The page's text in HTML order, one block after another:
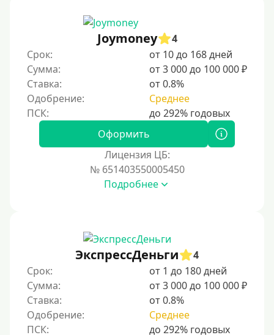
Без подтверждения дохода
Без справок и поручителей
Без посредников
Процент
С пролонгацией (продлением)
Под высокий процент
С ежемесячным платежом
Под низкий процент
Без процентов
Первый займ без процентов
Без процентов на 30 дней
Joymoney
4
Срок:
от 10 до 168 дней
Сумма:
от 3 000 до 100 000 ₽
Ставка:
от 0.8%
Одобрение:
Среднее
Оформить
Лицензия ЦБ:
№ 651403550005450
Подробнее
ЭкспрессДеньги
4
Срок:
от 1 до 180 дней
Сумма:
от 3 000 до 100 000 ₽
Ставка:
от 0.8%
Одобрение:
Среднее